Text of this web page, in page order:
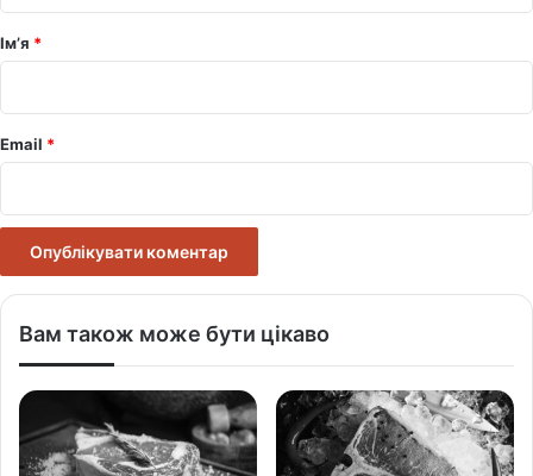
р
*
Ім’я *
Email *
Вам також може бути цікаво